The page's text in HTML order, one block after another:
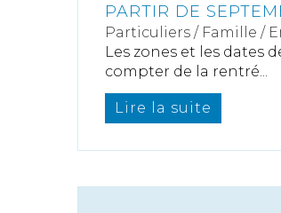
PARTIR DE
Particuliers / Famille /
Les zones et les dates
compter de la rentré...
Lire la suite